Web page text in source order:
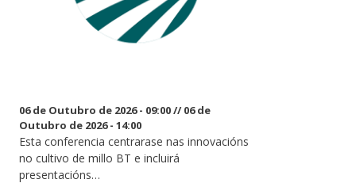
06 de Outubro de 2026 - 09:00//06 de
Outubro de 2026 - 14:00
Esta conferencia centrarase nas innovacións
no cultivo de millo BT e incluirá
presentacións…